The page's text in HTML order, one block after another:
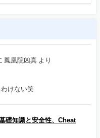
鳳凰院凶真 より
けない笑
礎知識と安全性、Cheat